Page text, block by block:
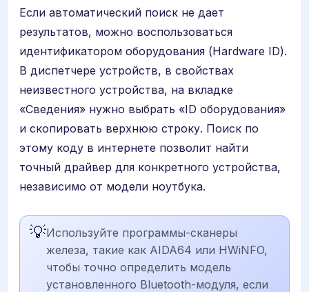
Если автоматический поиск не дает
результатов, можно воспользоваться
идентификатором оборудования (Hardware ID).
В диспетчере устройств, в свойствах
неизвестного устройства, на вкладке
«Сведения» нужно выбрать «ID оборудования»
и скопировать верхнюю строку. Поиск по
этому коду в интернете позволит найти
точный драйвер для конкретного устройства,
независимо от модели ноутбука.
💡Используйте программы-сканеры
железа, такие как AIDA64 или HWiNFO,
чтобы точно определить модель
установленного Bluetooth-модуля, если